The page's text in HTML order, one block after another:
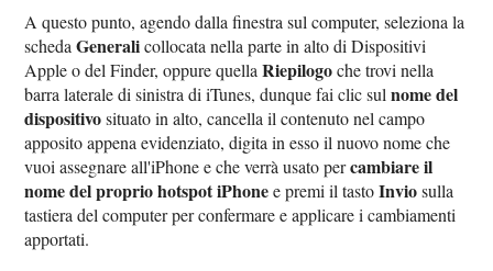
A questo punto, agendo dalla finestra sul computer, seleziona la
schedaGeneralicollocata nella parte in alto di Dispositivi
Apple o del Finder, oppure quellaRiepilogoche trovi nella
barra laterale di sinistra di iTunes, dunque fai clic sulnome del
dispositivosituato in alto, cancella il contenuto nel campo
apposito appena evidenziato, digita in esso il nuovo nome che
vuoi assegnare all'iPhone e che verrà usato percambiare il
nome del proprio hotspot iPhonee premi il tastoInviosulla
tastiera del computer per confermare e applicare i cambiamenti
apportati.